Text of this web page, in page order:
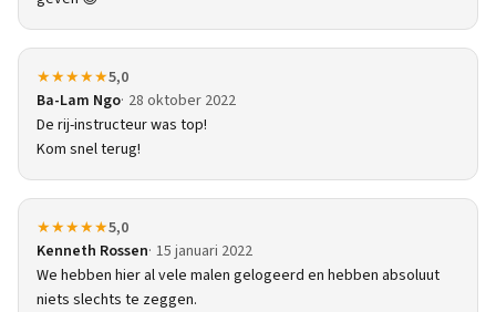
★★★★★5,0
Ba-Lam Ngo 28 oktober 2022
De rij-instructeur was top!
Kom snel terug!
★★★★★5,0
Kenneth Rossen 15 januari 2022
We hebben hier al vele malen gelogeerd en hebben absoluut
niets slechts te zeggen.